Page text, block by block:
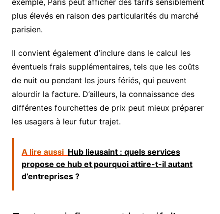
plus élevés en raison des particularités du marché
parisien.
Il convient également d’inclure dans le calcul les
éventuels frais supplémentaires, tels que les coûts
de nuit ou pendant les jours fériés, qui peuvent
alourdir la facture. D’ailleurs, la connaissance des
différentes fourchettes de prix peut mieux préparer
les usagers à leur futur trajet.
A lire aussi Hub lieusaint : quels services
propose ce hub et pourquoi attire-t-il autant
d’entreprises ?